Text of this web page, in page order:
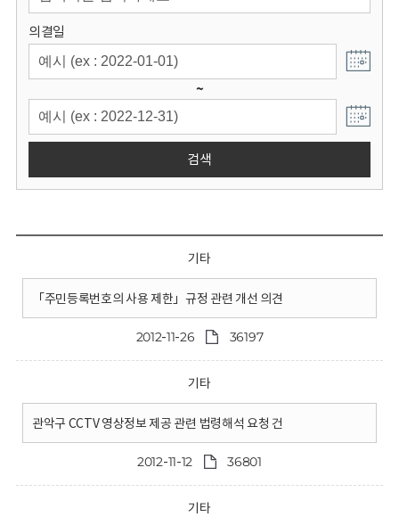
의결일
~
검색
기타
「주민등록번호의 사용 제한」규정 관련 개선 의견
2012-11-26 36197
기타
관악구 CCTV 영상정보 제공 관련 법령해석 요청 건
2012-11-12 36801
기타